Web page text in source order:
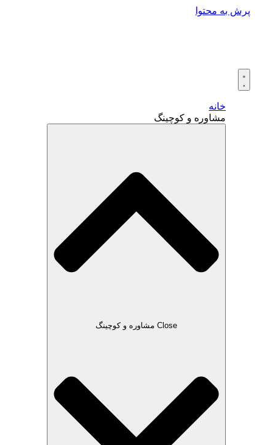
پرش به محتوا
خانه
مشاوره و کوچینگ
Close مشاوره و کوچینگ